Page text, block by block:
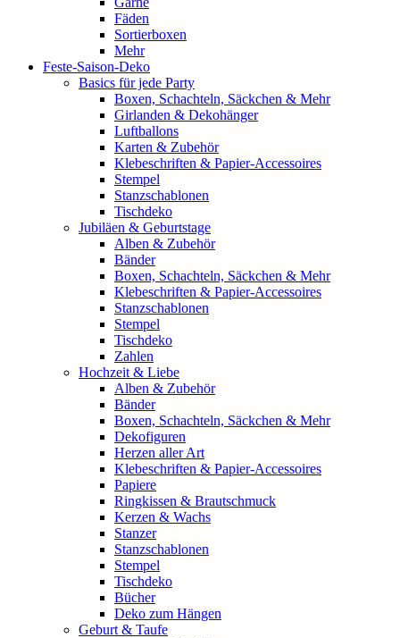
Fäden
Sortierboxen
Mehr
Feste-Saison-Deko
Basics für jede Party
Boxen, Schachteln, Säckchen & Mehr
Girlanden & Dekohänger
Luftballons
Karten & Zubehör
Klebeschriften & Papier-Accessoires
Stempel
Stanzschablonen
Tischdeko
Jubiläen & Geburtstage
Alben & Zubehör
Bänder
Boxen, Schachteln, Säckchen & Mehr
Klebeschriften & Papier-Accessoires
Stanzschablonen
Stempel
Tischdeko
Zahlen
Hochzeit & Liebe
Alben & Zubehör
Bänder
Boxen, Schachteln, Säckchen & Mehr
Dekofiguren
Herzen aller Art
Klebeschriften & Papier-Accessoires
Papiere
Ringkissen & Brautschmuck
Kerzen & Wachs
Stanzer
Stanzschablonen
Stempel
Tischdeko
Bücher
Deko zum Hängen
Geburt & Taufe